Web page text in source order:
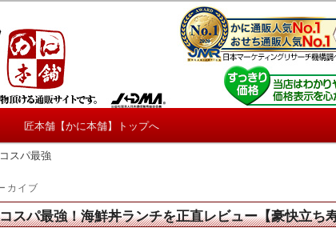
局【たくじょー！】
おもしろ情報や興味深い記事をお届けします。
匠本舗【かに本舗】トップへ
コスパ最強
カイブ
スパ最強！海鮮丼ランチを正直レビュー【豪快立ち